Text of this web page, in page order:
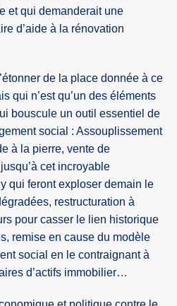
et qui demanderait une
d’aide à la rénovation
de la place donnée à ce
qui n’est qu’un des éléments
bouscule un outil essentiel de
social : Assouplissement
à la pierre, vente de
cet incroyable
qui feront exploser demain le
restructuration à
pour casser le lien historique
remise en cause du modèle
social en le contraignant à
d’actifs immobilier…